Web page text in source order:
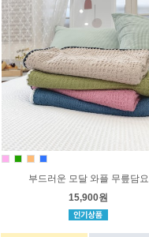
부드러운 모달 와플 무릎담요
15,900원